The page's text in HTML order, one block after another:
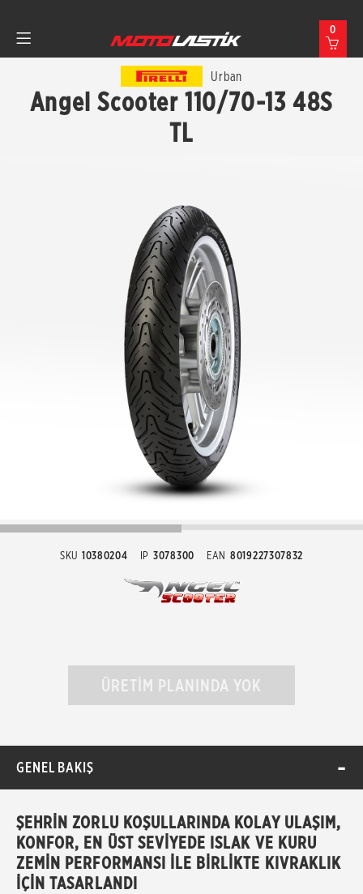
0
Urban
Angel Scooter 110/70-13 48S
TL
SKU 10380204 IP 3078300 EAN 8019227307832
ÜRETİM PLANINDA YOK
GENEL BAKIŞ
ŞEHRİN ZORLU KOŞULLARINDA KOLAY ULAŞIM,
KONFOR, EN ÜST SEVİYEDE ISLAK VE KURU
ZEMİN PERFORMANSI İLE BİRLİKTE KIVRAKLIK
İÇİN TASARLANDI